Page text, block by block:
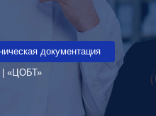
документация
| «ЦОБТ»